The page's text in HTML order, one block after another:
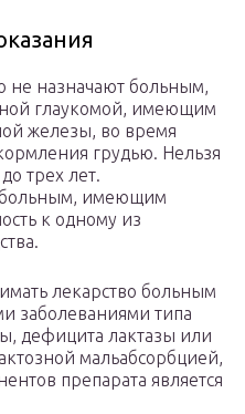
не назначают больным,
глаукомой, имеющим
железы, во время
грудью. Нельзя
трех лет.
больным, имеющим
к одному из
лекарство больным
заболеваниями типа
дефицита лактазы или
мальабсорбцией,
препарата является